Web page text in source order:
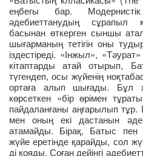
еңбегы бар.
әдебиеттанудың сұрапыл
басынан өткерген сыншы
шығарманың тетігін оны
іздестіреді. «Інжыл»,
кітаптарды атай отырып,
түгендеп, осы жүйенің
ортаға алып шығады. Бұл
көрсеткен «бір өрімен
пайдаланғаны аңғарылып
мен оның екі дастанын
атамайды. Бірақ, Батыс пен
жүйе еретінде қарайды, сол
ді қояды. Соған дейінгі